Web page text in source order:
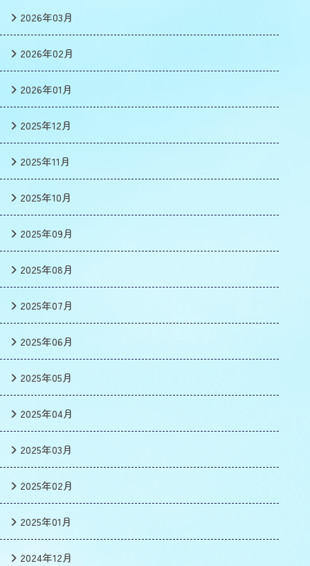
2026年03月
2026年02月
2026年01月
2025年12月
2025年11月
2025年10月
2025年09月
2025年08月
2025年07月
2025年06月
2025年05月
2025年04月
2025年03月
2025年02月
2025年01月
2024年12月